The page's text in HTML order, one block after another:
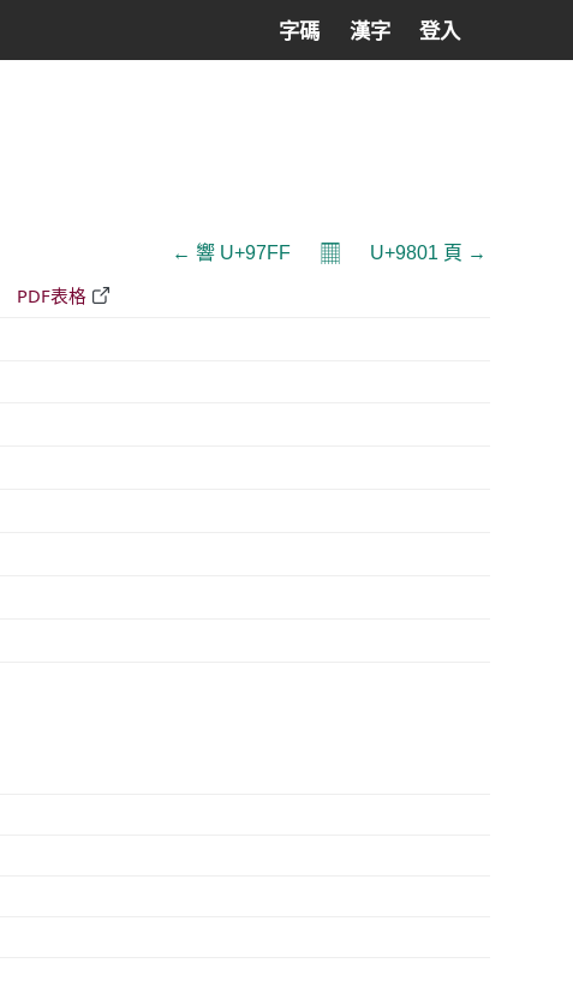
字碼 漢字 登入
← 響 U+97FF 𝄜 U+9801 頁 →
PDF表格